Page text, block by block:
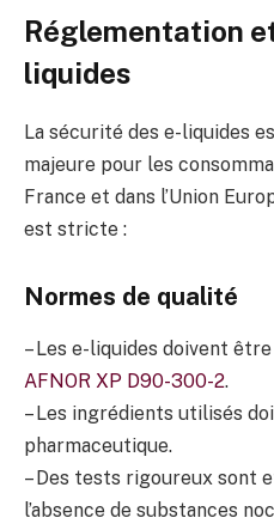
Réglementation
liquides
La sécurité des e-liquides
majeure pour les
France et dans l’Union
est stricte :
Normes de qualité
– Les e-liquides doivent
AFNOR XP D90-300-2.
– Les ingrédients utilisés
pharmaceutique.
– Des tests rigoureux sont
l’absence de substances